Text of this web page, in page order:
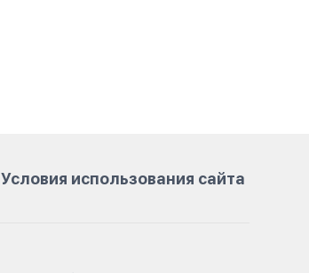
Условия использования сайта